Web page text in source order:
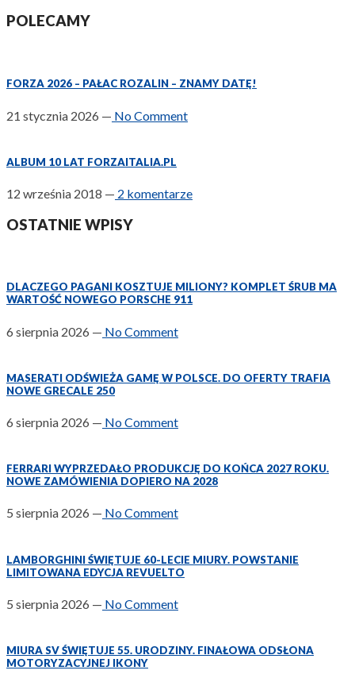
POLECAMY
FORZA 2026 – PAŁAC ROZALIN – ZNAMY DATĘ!
21 stycznia 2026 — No Comment
ALBUM 10 LAT FORZAITALIA.PL
12 września 2018 — 2 komentarze
OSTATNIE WPISY
DLACZEGO PAGANI KOSZTUJE MILIONY? KOMPLET ŚRUB MA
WARTOŚĆ NOWEGO PORSCHE 911
6 sierpnia 2026 — No Comment
MASERATI ODŚWIEŻA GAMĘ W POLSCE. DO OFERTY TRAFIA
NOWE GRECALE 250
6 sierpnia 2026 — No Comment
FERRARI WYPRZEDAŁO PRODUKCJĘ DO KOŃCA 2027 ROKU.
NOWE ZAMÓWIENIA DOPIERO NA 2028
5 sierpnia 2026 — No Comment
LAMBORGHINI ŚWIĘTUJE 60-LECIE MIURY. POWSTANIE
LIMITOWANA EDYCJA REVUELTO
5 sierpnia 2026 — No Comment
MIURA SV ŚWIĘTUJE 55. URODZINY. FINAŁOWA ODSŁONA
MOTORYZACYJNEJ IKONY